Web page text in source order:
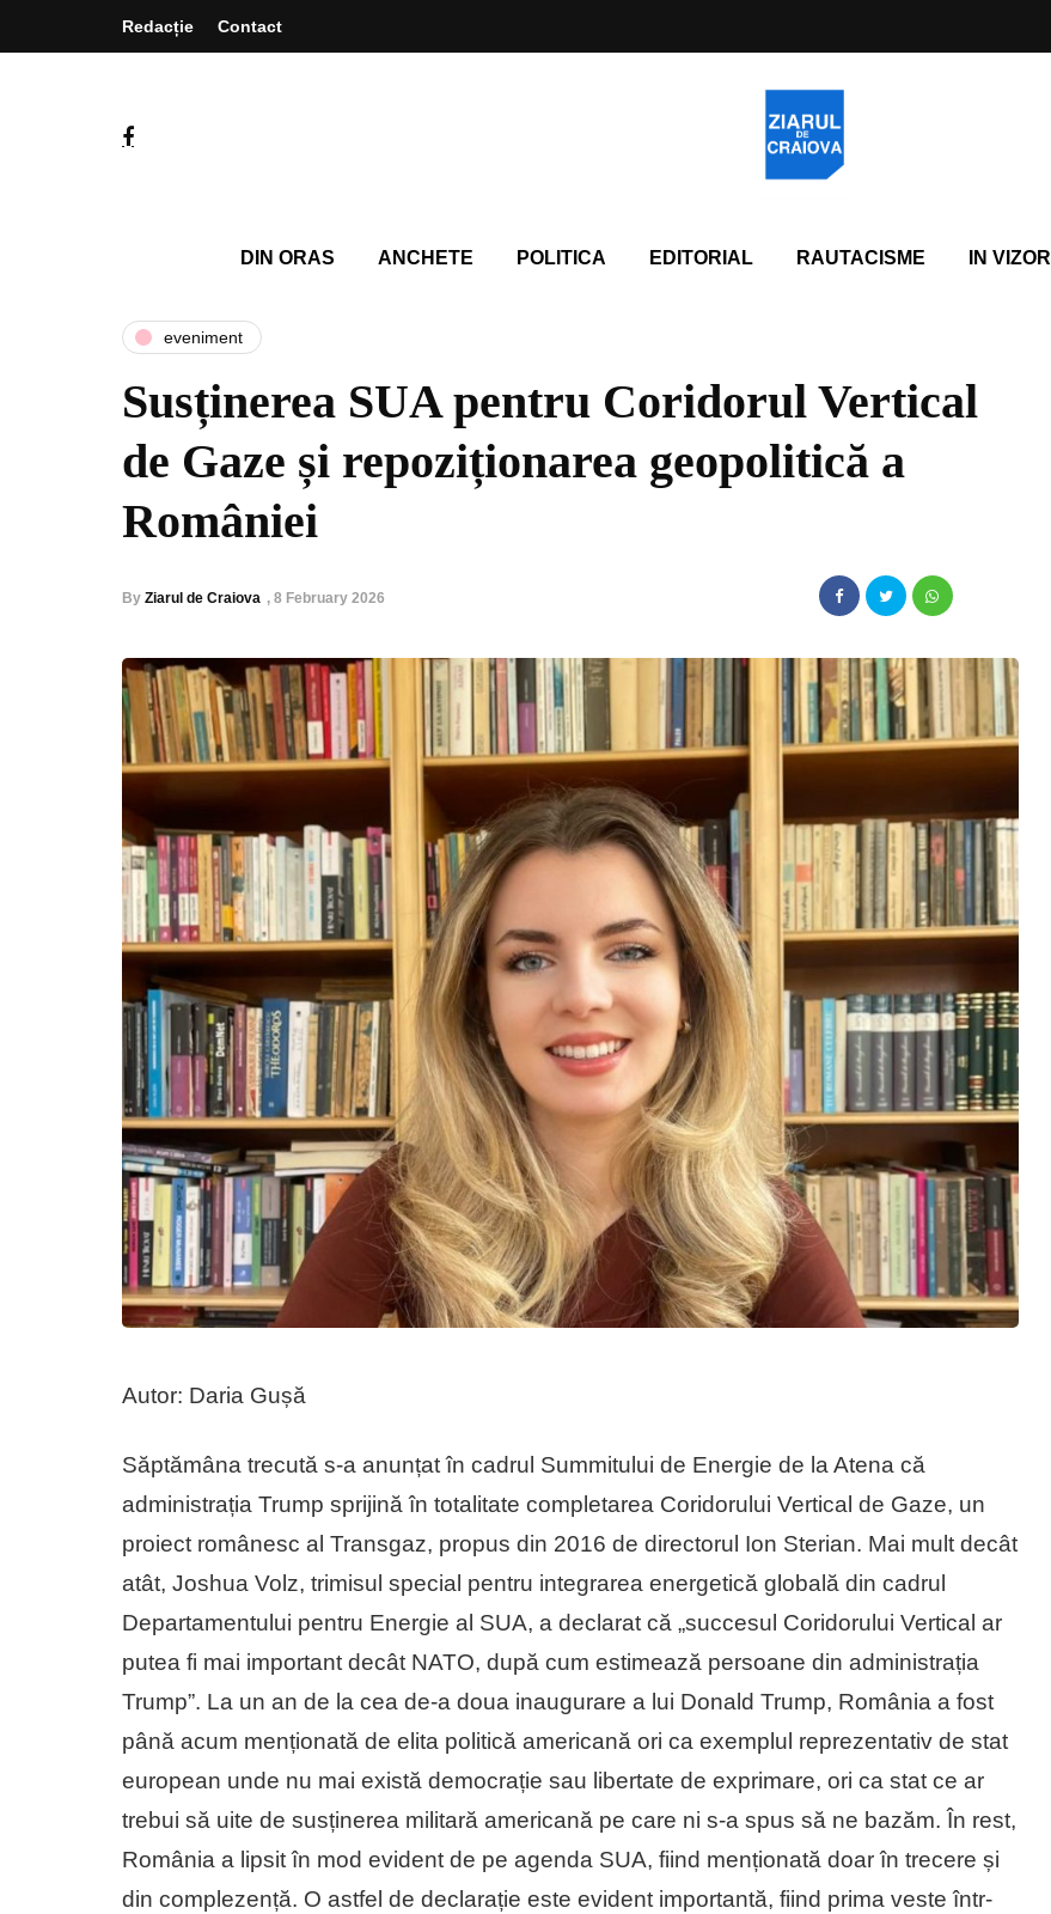
Redacție Contact
DIN ORAS ANCHETE POLITICA EDITORIAL RAUTACISME IN VIZOR
eveniment
Susținerea SUA pentru Coridorul Vertical
de Gaze și repoziționarea geopolitică a
României
By Ziarul de Craiova , 8 February 2026
Autor: Daria Gușă
Săptămâna trecută s-a anunțat în cadrul Summitului de Energie de la Atena că
administrația Trump sprijină în totalitate completarea Coridorului Vertical de Gaze, un
proiect românesc al Transgaz, propus din 2016 de directorul Ion Sterian. Mai mult decât
atât, Joshua Volz, trimisul special pentru integrarea energetică globală din cadrul
Departamentului pentru Energie al SUA, a declarat că „succesul Coridorului Vertical ar
putea fi mai important decât NATO, după cum estimează persoane din administrația
Trump”. La un an de la cea de-a doua inaugurare a lui Donald Trump, România a fost
până acum menționată de elita politică americană ori ca exemplul reprezentativ de stat
european unde nu mai există democrație sau libertate de exprimare, ori ca stat ce ar
trebui să uite de susținerea militară americană pe care ni s-a spus să ne bazăm. În rest,
România a lipsit în mod evident de pe agenda SUA, fiind menționată doar în trecere și
din complezență. O astfel de declarație este evident importantă, fiind prima veste într-